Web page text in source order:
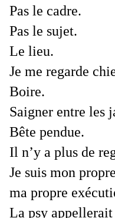
Pas le cadre.
Pas le sujet.
Le lieu.
Je me regarde
Boire.
Saigner entre les
Bête pendue.
Il n’y a plus de
Je suis mon
ma propre
La psy